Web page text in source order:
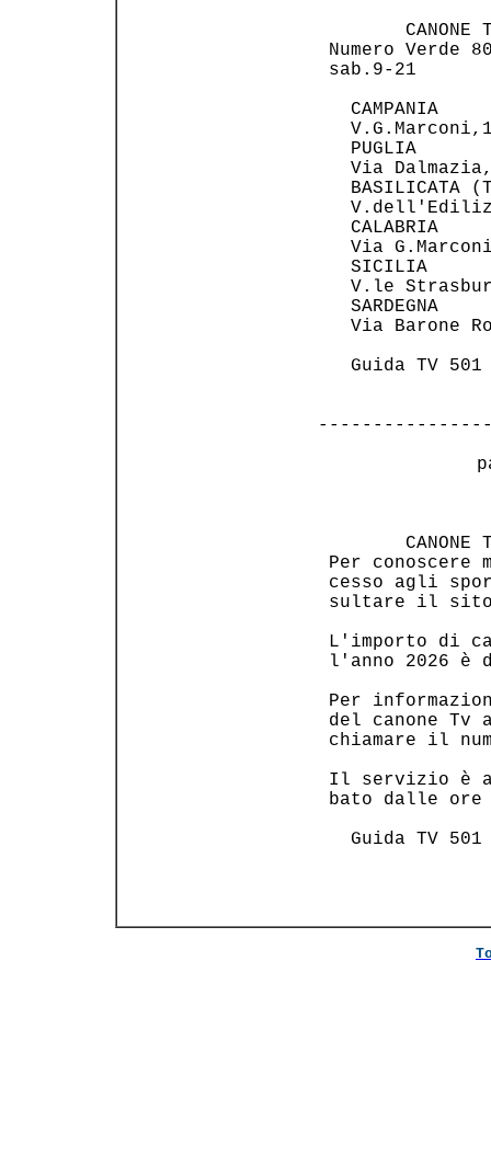
Numero
Via
BASILICATA
Via
V.le
Via Barone
Guida TV
Per
cesso agli
sultare il
L'importo di
l'anno
Per
del canone
chiamare il
Il servizio è
bato dalle
Guida TV